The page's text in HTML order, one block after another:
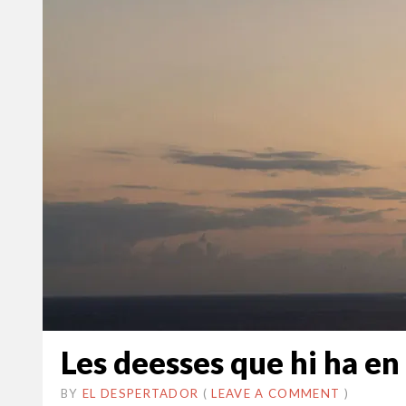
Les deesses que hi ha
BY EL DESPERTADOR ON
3
•(LEAVE A COMMENT )